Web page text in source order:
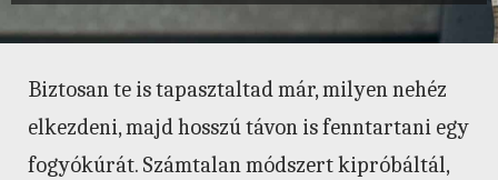
Biztosan te is tapasztaltad már, milyen nehéz
elkezdeni, majd hosszú távon is fenntartani egy
fogyókúrát. Számtalan módszert kipróbáltál,